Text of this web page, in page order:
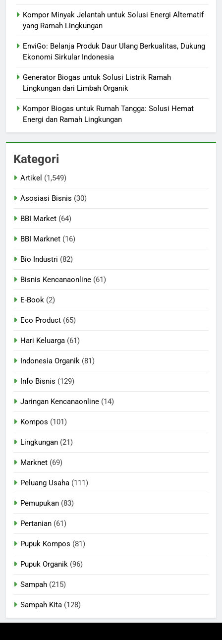
Kompor Minyak Jelantah untuk Solusi Energi Alternatif
yang Ramah Lingkungan
EnviGo: Belanja Produk Daur Ulang Berkualitas, Dukung
Ekonomi Sirkular Indonesia
Generator Biogas untuk Solusi Listrik Ramah
Lingkungan dari Limbah Organik
Kompor Biogas untuk Rumah Tangga: Solusi Hemat
Energi dan Ramah Lingkungan
Kategori
Artikel (1,549)
Asosiasi Bisnis (30)
BBI Market (64)
BBI Marknet (16)
Bio Industri (82)
Bisnis Kencanaonline (61)
E-Book (2)
Eco Product (65)
Hari Keluarga (61)
Indonesia Organik (81)
Info Bisnis (129)
Jaringan Kencanaonline (14)
Kompos (101)
Lingkungan (21)
Marknet (69)
Peluang Usaha (111)
Pemupukan (83)
Pertanian (61)
Pupuk Kompos (81)
Pupuk Organik (96)
Sampah (215)
Sampah Kita (128)